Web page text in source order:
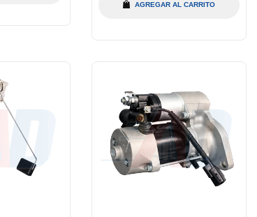
AGREGAR AL CARRITO